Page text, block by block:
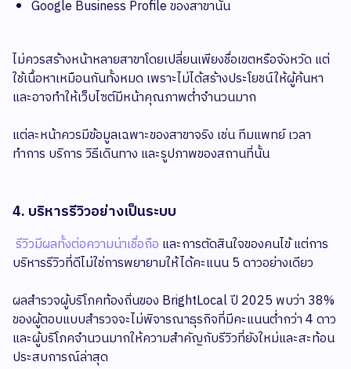
Google Business Profile ของสาขานั้น
ไม่ควรสร้างหน้าหลายสาขาโดยเปลี่ยนเพียงชื่อเขตหรือจังหวัด แต่
ใช้เนื้อหาเหมือนกันทั้งหมด เพราะไม่ได้สร้างประโยชน์ให้ผู้ค้นหา
และอาจทำให้เว็บไซต์มีหน้าคุณภาพต่ำจำนวนมาก
แต่ละหน้าควรมีข้อมูลเฉพาะของสาขาจริง เช่น ทีมแพทย์ เวลา
ทำการ บริการ วิธีเดินทาง และรูปภาพของสถานที่นั้น
4. บริหารรีวิวอย่างเป็นระบบ
รีวิวมีผลทั้งต่อความน่าเชื่อถือ และการตัดสินใจของคนไข้ แต่การ
บริหารรีวิวที่ดีไม่ใช่การพยายามให้ได้คะแนน 5 ดาวอย่างเดียว
ผลสำรวจผู้บริโภคท้องถิ่นของ BrightLocal ปี 2025 พบว่า 38%
ของผู้ตอบแบบสำรวจจะไม่พิจารณาธุรกิจที่มีคะแนนต่ำกว่า 4 ดาว
และผู้บริโภคจำนวนมากให้ความสำคัญกับรีวิวที่ยังใหม่และสะท้อน
ประสบการณ์ล่าสุด